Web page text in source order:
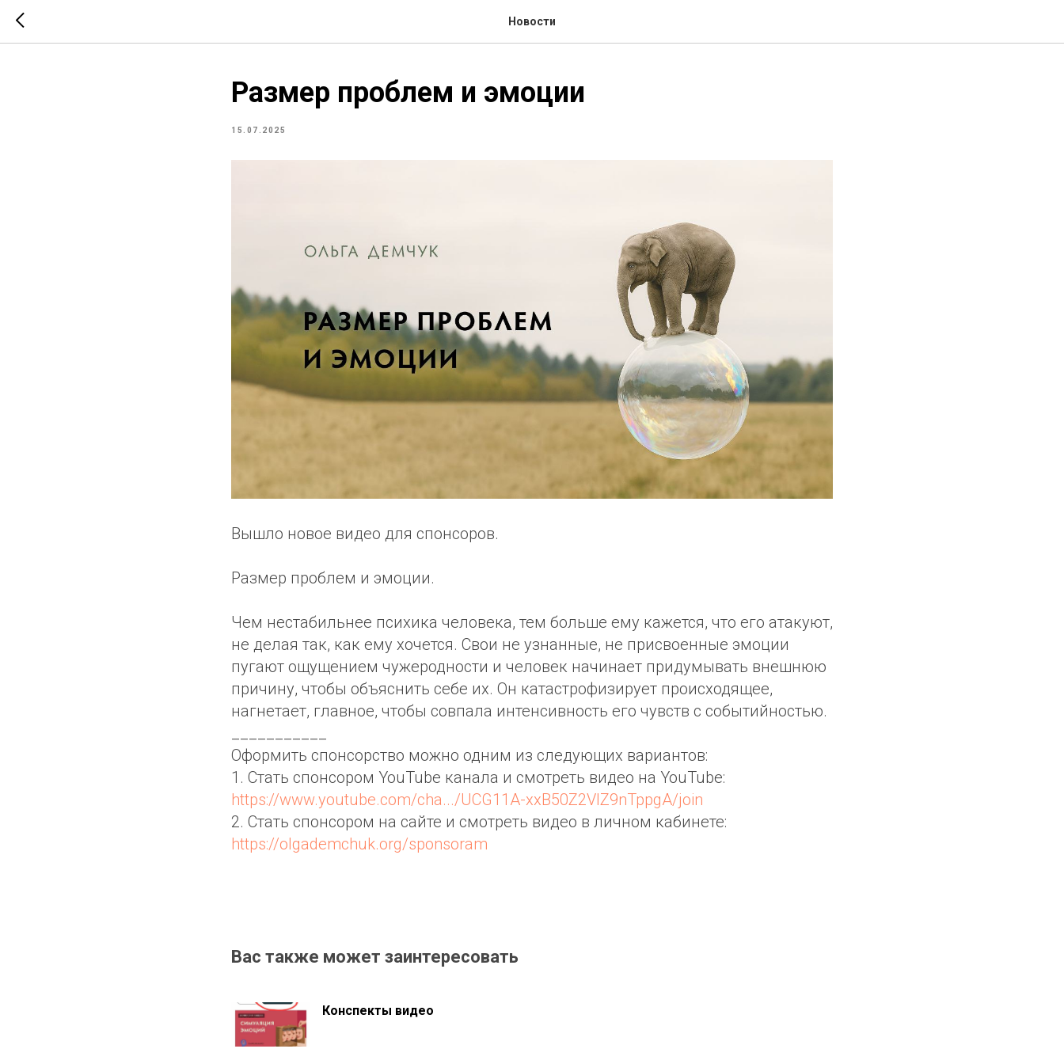
Новости
Размер проблем и эмоции
15.07.2025
Вышло новое видео для спонсоров.
Размер проблем и эмоции.
Чем нестабильнее психика человека, тем больше ему кажется, что его атакуют,
не делая так, как ему хочется. Свои не узнанные, не присвоенные эмоции
пугают ощущением чужеродности и человек начинает придумывать внешнюю
причину, чтобы объяснить себе их. Он катастрофизирует происходящее,
нагнетает, главное, чтобы совпала интенсивность его чувств с событийностью.
Оформить спонсорство можно одним из следующих вариантов:
1. Стать спонсором YouTube канала и смотреть видео на YouTube:
https://www.youtube.com/cha.../UCG11A-xxB50Z2VIZ9nTppgA/join
2. Стать спонсором на сайте и смотреть видео в личном кабинете:
https://olgademchuk.org/sponsoram
Вас также может заинтересовать
Конспекты видео